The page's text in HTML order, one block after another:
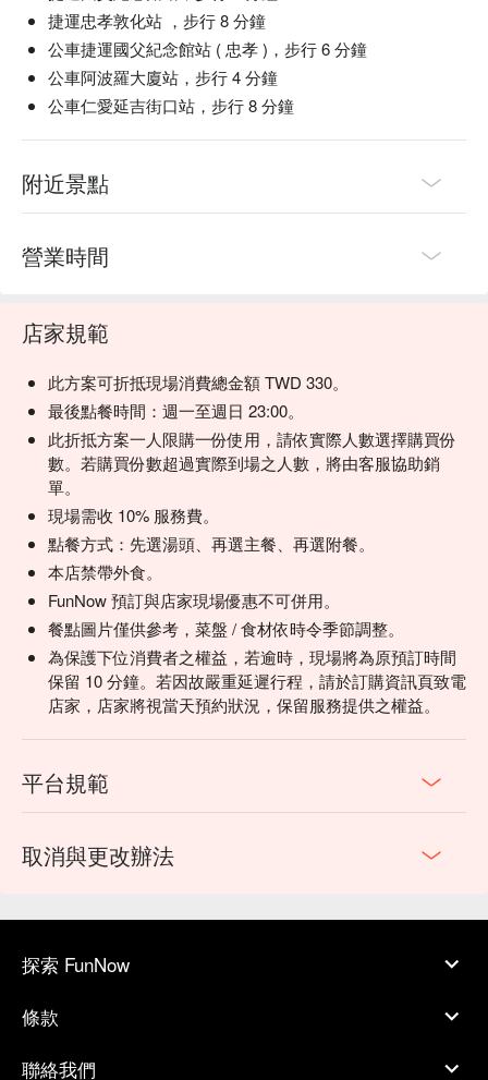
捷運忠孝敦化站 ，步行 8 分鐘
公車捷運國父紀念館站 ( 忠孝 )，步行 6 分鐘
公車阿波羅大廈站，步行 4 分鐘
公車仁愛延吉街口站，步行 8 分鐘
附近景點
營業時間
店家規範
此方案可折抵現場消費總金額 TWD 330。
最後點餐時間：週一至週日 23:00。
此折抵方案一人限購一份使用，請依實際人數選擇購買份
數。若購買份數超過實際到場之人數，將由客服協助銷
單。
現場需收 10% 服務費。
點餐方式：先選湯頭、再選主餐、再選附餐。
本店禁帶外食。
FunNow 預訂與店家現場優惠不可併用。
餐點圖片僅供參考，菜盤 / 食材依時令季節調整。
為保護下位消費者之權益，若逾時，現場將為原預訂時間
保留 10 分鐘。若因故嚴重延遲行程，請於訂購資訊頁致電
店家，店家將視當天預約狀況，保留服務提供之權益。
平台規範
取消與更改辦法
探索 FunNow
條款
聯絡我們